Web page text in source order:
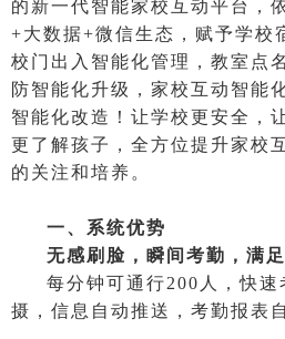
的新一代智能家校互动平台，
+大数据+微信生态，赋予学校
校门出入智能化管理，教室点
防智能化升级，家校互动智能
智能化改造！让学校更安全，
更了解孩子，全方位提升家校
的关注和培养。
一、系统优势
无感刷脸，瞬间考勤，满
每分钟可通行200人，快速
摄，信息自动推送，考勤报表